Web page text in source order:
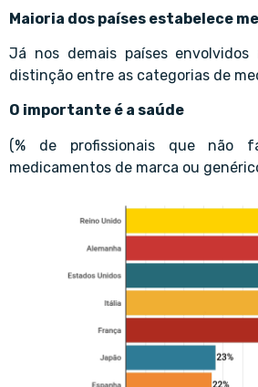
Maioria dos países estabelece
Já nos demais países
distinção entre as categorias de
O importante é a saúde
(% de profissionais que não
medicamentos de marca ou